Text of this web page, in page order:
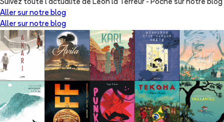
Suivez toute l'actualité de Léon la Terreur - Poche sur notre blog
Aller sur notre blog
Aller sur notre blog